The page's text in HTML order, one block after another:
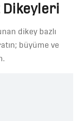
Dikeyleri
dikey bazlı
büyüme ve